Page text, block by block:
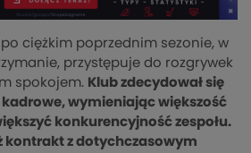
ciężkim poprzednim sezonie, w
przystępuje do rozgrywek
spokojem. Klub zdecydował się
wymieniając większość
konkurencyjność zespołu.
kontrakt z dotychczasowym